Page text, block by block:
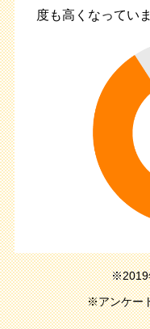
度も高くなっていま
※2019
※アンケー